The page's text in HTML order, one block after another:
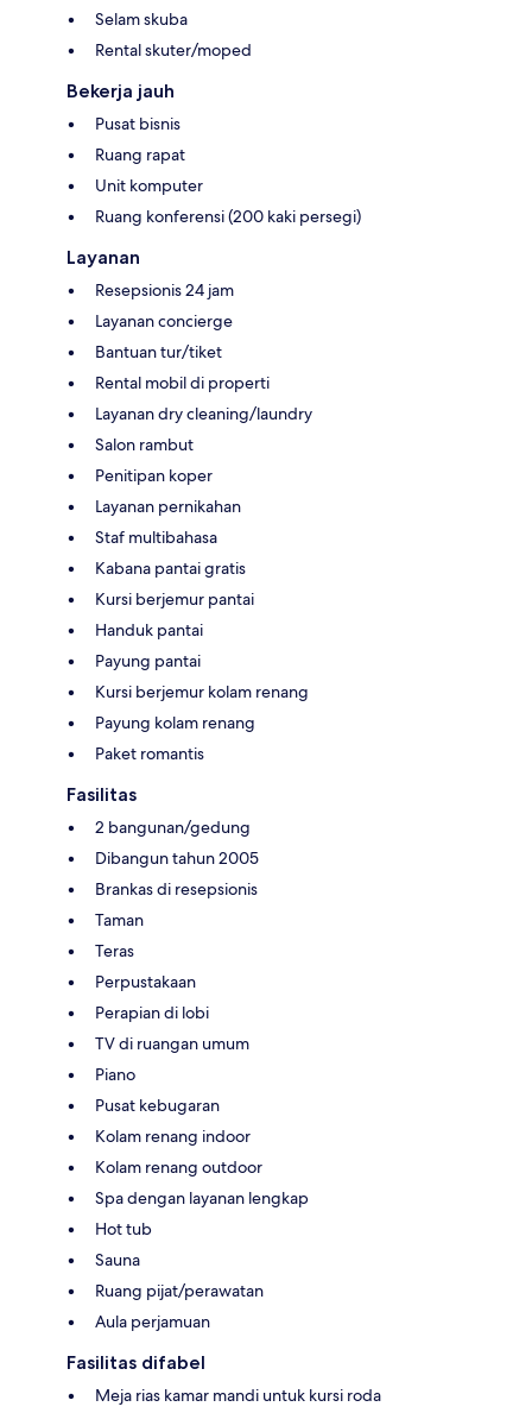
Selam skuba
Rental skuter/moped
Bekerja jauh
Pusat bisnis
Ruang rapat
Unit komputer
Ruang konferensi (200 kaki persegi)
Layanan
Resepsionis 24 jam
Layanan concierge
Bantuan tur/tiket
Rental mobil di properti
Layanan dry cleaning/laundry
Salon rambut
Penitipan koper
Layanan pernikahan
Staf multibahasa
Kabana pantai gratis
Kursi berjemur pantai
Handuk pantai
Payung pantai
Kursi berjemur kolam renang
Payung kolam renang
Paket romantis
Fasilitas
2 bangunan/gedung
Dibangun tahun 2005
Brankas di resepsionis
Taman
Teras
Perpustakaan
Perapian di lobi
TV di ruangan umum
Piano
Pusat kebugaran
Kolam renang indoor
Kolam renang outdoor
Spa dengan layanan lengkap
Hot tub
Sauna
Ruang pijat/perawatan
Aula perjamuan
Fasilitas difabel
Meja rias kamar mandi untuk kursi roda